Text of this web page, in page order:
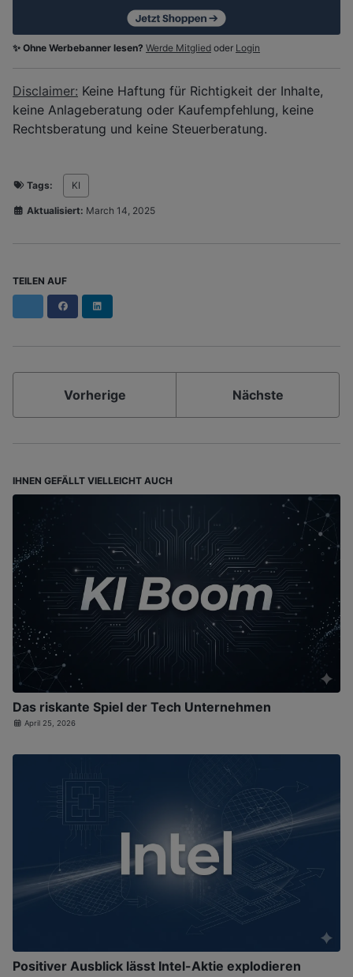
✨ Ohne Werbebanner lesen? Werde Mitglied oder Login
Disclaimer: Keine Haftung für Richtigkeit der Inhalte,
keine Anlageberatung oder Kaufempfehlung, keine
Rechtsberatung und keine Steuerberatung.
Tags: KI
Aktualisiert: March 14, 2025
TEILEN AUF
Facebook
Vorherige Nächste
IHNEN GEFÄLLT VIELLEICHT AUCH
Das riskante Spiel der Tech Unternehmen
April 25, 2026
Positiver Ausblick lässt Intel-Aktie explodieren